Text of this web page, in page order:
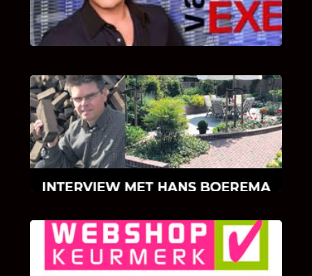
van Bricks and Stones aan dit programma.
INTERVIEW MET HANS BOEREMA
Hoe Bricks and Stones ontstaan is en wat
Hans Boerema motiveert in de wereld van
klinkers en tegels!
KLANT BEOORDELINGEN
We zijn er zeer op gesteld om te weten wat u